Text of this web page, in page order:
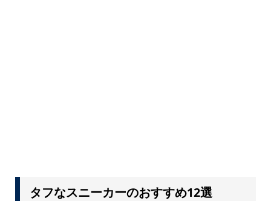
タフなスニーカーのおすすめ12選